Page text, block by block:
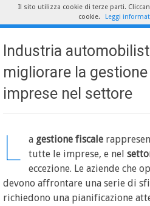
Industria
migliorare la
imprese nel settore
L a gestione fiscale
tutte le imprese, e nel
eccezione. Le aziende che
devono affrontare una serie di
richiedono una pianificazione
Il sito utilizza cookie di terze parti.
cookie.
Leggi